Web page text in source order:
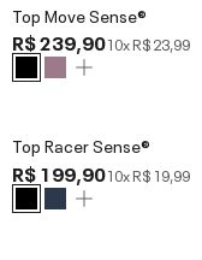
Top Move Sense®
R$ 239,9010xR$ 23,99
Top Racer Sense®
R$ 199,9010xR$ 19,99